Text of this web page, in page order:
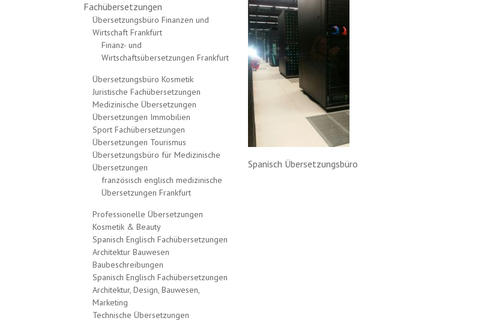
Fachübersetzungen
Übersetzungsbüro Finanzen und
Wirtschaft Frankfurt
Finanz- und
Wirtschaftsübersetzungen Frankfurt
Übersetzungsbüro Kosmetik
Juristische Fachübersetzungen
Medizinische Übersetzungen
Übersetzungen Immobilien
Sport Fachübersetzungen
Übersetzungen Tourismus
Übersetzungsbüro für Medizinische
Übersetzungen
französisch englisch medizinische
Übersetzungen Frankfurt
Professionelle Übersetzungen
Kosmetik & Beauty
Spanisch Englisch Fachübersetzungen
Architektur Bauwesen
Baubeschreibungen
Spanisch Englisch Fachübersetzungen
Architektur, Design, Bauwesen,
Marketing
Technische Übersetzungen
Spanisch Übersetzungsbüro